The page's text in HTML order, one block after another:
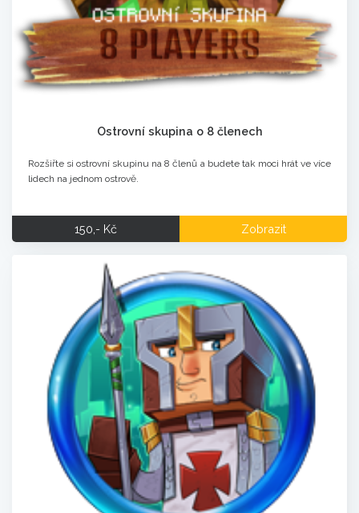
Ostrovní skupina o 8 členech
Rozšiřte si ostrovní skupinu na 8 členů a budete tak moci hrát ve více
lidech na jednom ostrově.
150,- Kč Zobrazit